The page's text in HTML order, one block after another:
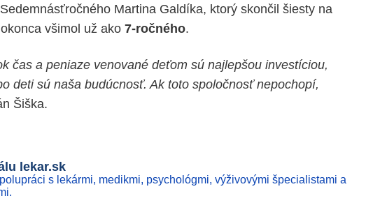
Martina Galdíka, ktorý skončil šiesty na
všimol už ako 7-ročného.
čas a peniaze venované deťom sú najlepšou investíciou,
deti sú naša budúcnosť. Ak toto spoločnosť nepochopí,
Šiška.
lekar.sk
s lekármi, medikmi, psychológmi, výživovými špecialistami a